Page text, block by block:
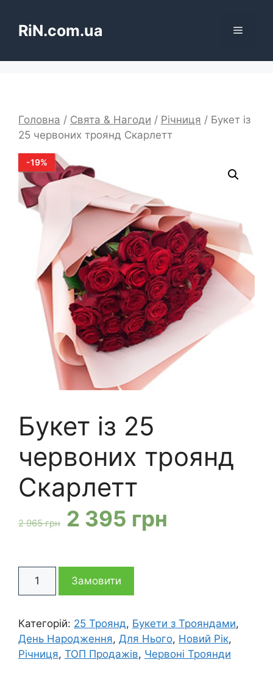
вмістуRiN.com.ua Меню
Головна / Свята & Нагоди / Річниця / Букет із
25 червоних троянд Скарлетт
-19%
Букет із 25
червоних троянд
Скарлетт
2 965грн
Оригінальна
2
965 грн
2 395 грн
395 грн
червоних
троянд
Скарлетт
Замовити
Категорій: 25 Троянд, Букети з Трояндами,
День Народження, Для Нього, Новий Рік,
Річниця, ТОП Продажів, Червоні Троянди